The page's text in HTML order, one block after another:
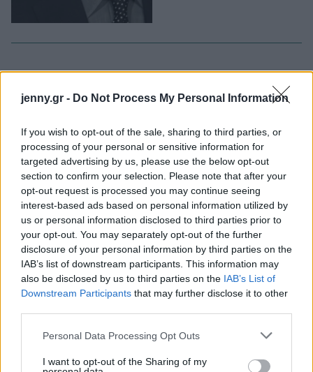
jenny.gr - Do Not Process My Personal Information
If you wish to opt-out of the sale, sharing to third parties, or
processing of your personal or sensitive information for
targeted advertising by us, please use the below opt-out
section to confirm your selection. Please note that after your
opt-out request is processed you may continue seeing
interest-based ads based on personal information utilized by
us or personal information disclosed to third parties prior to
your opt-out. You may separately opt-out of the further
disclosure of your personal information by third parties on the
IAB’s list of downstream participants. This information may
also be disclosed by us to third parties on the IAB’s List of
Downstream Participants that may further disclose it to other
Please note that this website/app uses one or more Google
not limited to your visit or usage behaviour. You may click to
Personal Data Processing Opt Outs
I want to opt-out of the Sharing of my
Οι μαμάκηδες του ζωδιακού: Αυτά τα ζώδια είναι
συνήθως κολλημένα στη μαμά τους
Τα 6 σημεία του σπιτιού που δεν χρειάζεται να
καθαρίζεις κάθε εβδομάδα
3-3-3 rule: Ο κανόνας που θα αλλάξει τον τρόπο
που ντύνεσαι